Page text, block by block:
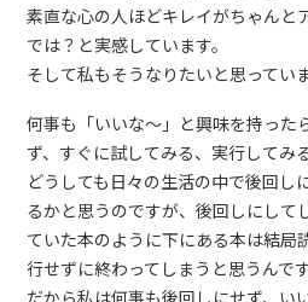
素直な心の人ほどキレイがちゃんと
では？と実感しています。
そして私もそうなりたいと思ってい
何事も「いいな～」と興味を持った
ず、すぐに試してみる、実行してみ
どうしても日々の生活の中で後回し
るかと思うのですが、後回しにして
ていた本のように下にある本は結局
行せずに終わってしまうと思うんです